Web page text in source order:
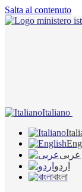
Salta al contenuto
Italiano
عربى
اردو
বাংলা